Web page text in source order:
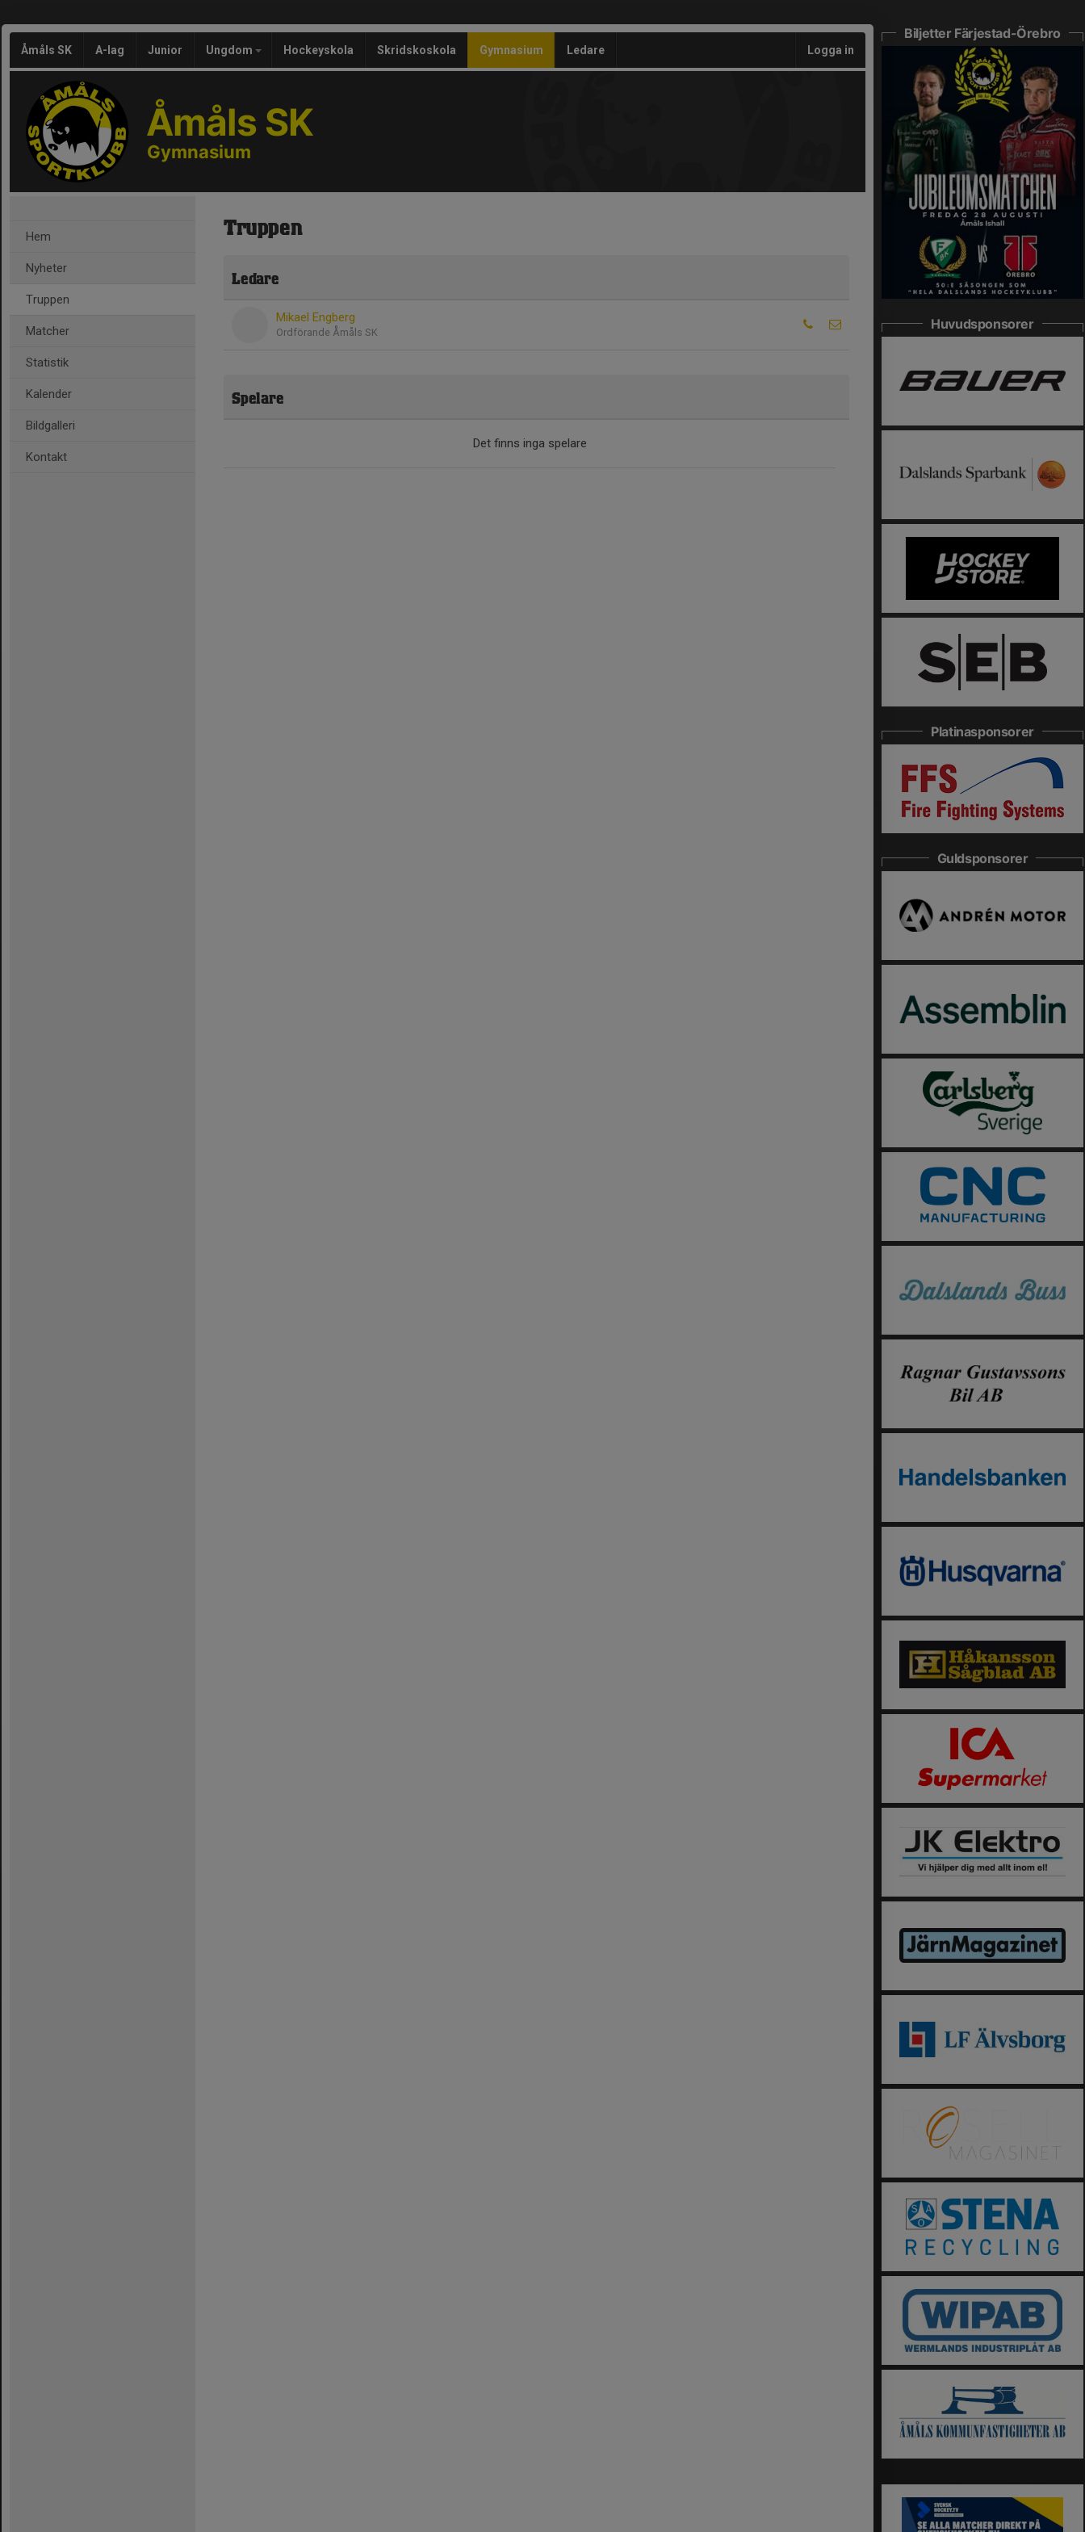
Åmåls SK A-lag Junior Ungdom Hockeyskola Skridskoskola Gymnasium Ledare Logga in
Åmåls SK
Gymnasium
Hem
Nyheter
Truppen
Matcher
Statistik
Kalender
Bildgalleri
Kontakt
Truppen
Ledare
Mikael Engberg
Ordförande Åmåls SK
Spelare
Det finns inga spelare
Biljetter Färjestad-Örebro
Huvudsponsorer
Platinasponsorer
Guldsponsorer